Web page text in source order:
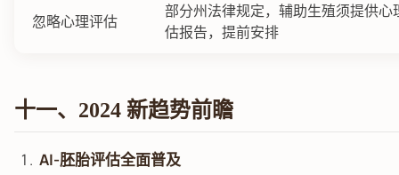
忽略心理评估
部分州法律规定，辅助生殖须提供心
估报告，提前安排
十一、2024 新趋势前瞻
AI-胚胎评估全面普及